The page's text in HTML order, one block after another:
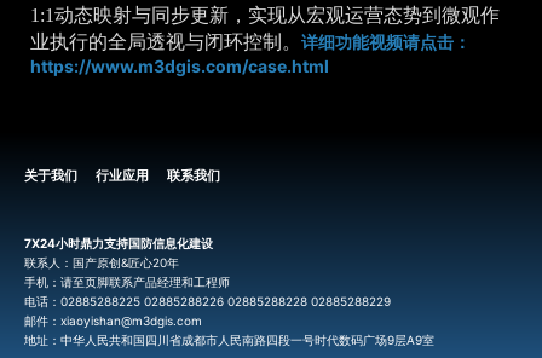
1:1动态映射与同步更新，实现从宏观运营态势到微观作
业执行的全局透视与闭环控制。 详细功能视频请点击：
https://www.m3dgis.com/case.html
关于我们 行业应用 联系我们
7X24小时鼎力支持国防信息化建设
联系人：国产原创&匠心20年
手机：请至页脚联系产品经理和工程师
电话：02885288225 02885288226 02885288228 02885288229
邮件：xiaoyishan@m3dgis.com
地址：中华人民共和国四川省成都市人民南路四段一号时代数码广场9层A9室